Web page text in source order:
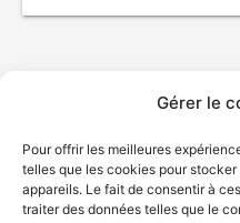
Gérer le
Pour offrir les meilleures
telles que les cookies pour
appareils. Le fait de consentir à
traiter des données telles que le